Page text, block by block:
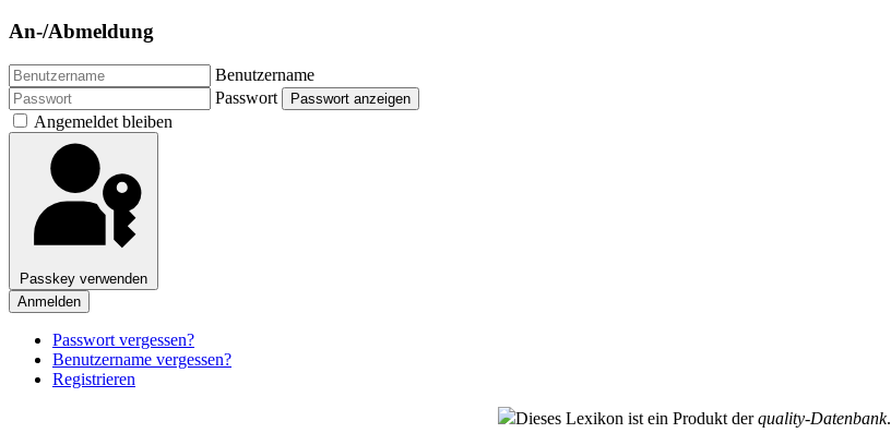
An-/Abmeldung
Benutzername
Passwort
Passwort anzeigen
Angemeldet bleiben
Passkey verwenden
Anmelden
Passwort vergessen?
Benutzername vergessen?
Registrieren
Dieses Lexikon ist ein Produkt derquality-Datenbank.